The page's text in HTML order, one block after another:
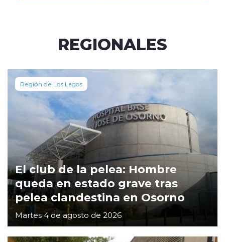
REGIONALES
Región de Los Lagos
El club de la pelea: Hombre
queda en estado grave tras
pelea clandestina en Osorno
Martes 4 de agosto de 2026